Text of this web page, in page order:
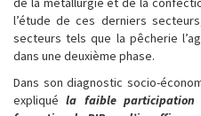
l’étude de ces derniers
secteurs tels que la pêcherie
dans une deuxième phase.
Dans son diagnostic socio-
expliquéla faible